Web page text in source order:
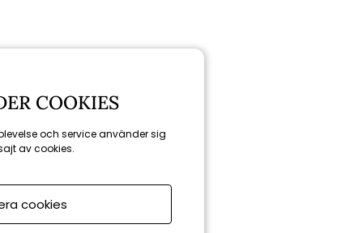
COOKIES
och service använder sig
av cookies.
cookies